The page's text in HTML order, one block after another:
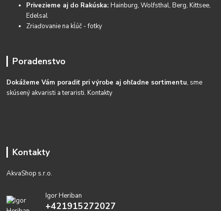
Privezieme aj do Rakúska:Hainburg, Wolfsthal, Berg, Kittsee,
Edelsal
Zriaďovanie na kĺúč - fotky
Poradenstvo
Dokážeme Vám poradiť pri výrobe aj ohľadne sortimentu, sme
skúsený akvaristi a teraristi.Kontakty
Kontakty
AkvaShop s.r.o.
Igor Heriban
+421915272027